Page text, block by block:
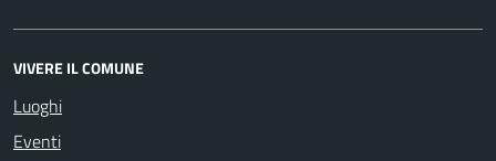
VIVERE IL COMUNE
Luoghi
Eventi